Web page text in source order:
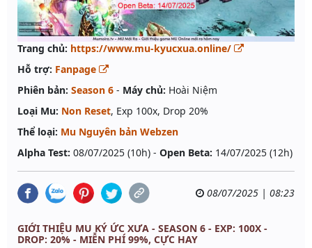
Trang chủ: https://www.mu-kyucxua.online/
Hỗ trợ: Fanpage
Phiên bản: Season 6 - Máy chủ: Hoài Niệm
Loại Mu: Non Reset, Exp 100x, Drop 20%
Thể loại: Mu Nguyên bản Webzen
Alpha Test: 08/07/2025 (10h) - Open Beta: 14/07/2025 (12h)
08/07/2025 | 08:23
GIỚI THIỆU MU KÝ ỨC XƯA - SEASON 6 - EXP: 100X -
DROP: 20% - MIỄN PHÍ 99%, CỰC HAY